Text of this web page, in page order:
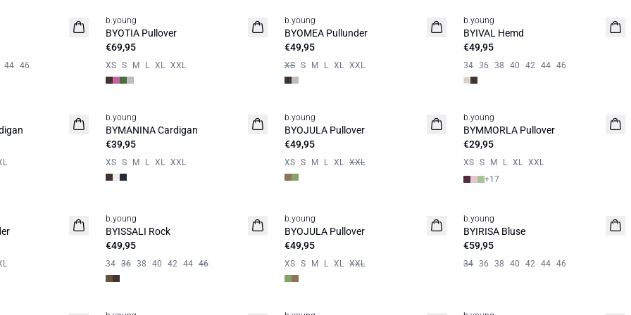
44 46
Neuheit
b.young
BYOTIA Pullover
€69,95
XS S M L XL XXL
Neuheit
b.young
BYOMEA Pullunder
€49,95
XS S M L XL XXL
Neuheit
b.young
BYIVAL Hemd
€49,95
34 36 38 40 42 44 46
Neuheit
b.young
BYMANINA Cardigan
€39,95
XS S M L XL XXL
Neuheit
b.young
BYOJULA Pullover
€49,95
XS S M L XL XXL
Neuheit
b.young
BYMMORLA Pullover
€29,95
XS S M L XL XXL
+17
Neuheit
b.young
BYISSALI Rock
€49,95
34 36 38 40 42 44 46
Neuheit
b.young
BYOJULA Pullover
€49,95
XS S M L XL XXL
Neuheit
b.young
BYIRISA Bluse
€59,95
34 36 38 40 42 44 46